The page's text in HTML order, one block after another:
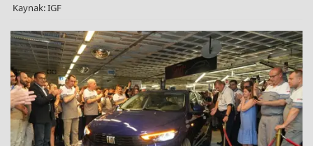
Kaynak: IGF